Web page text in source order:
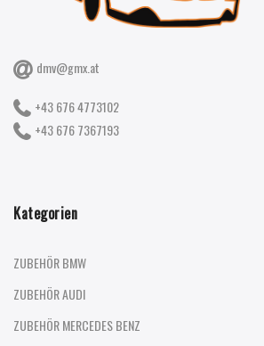
dmv@gmx.at
+43 676 4773102
+43 676 7367193
Kategorien
ZUBEHÖR BMW
ZUBEHÖR AUDI
ZUBEHÖR MERCEDES BENZ